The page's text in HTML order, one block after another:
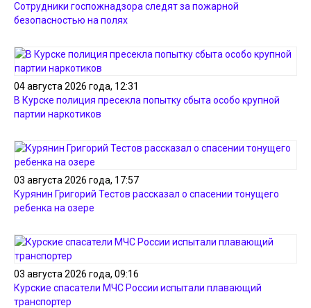
Сотрудники госпожнадзора следят за пожарной
безопасностью на полях
04 августа 2026 года, 12:31
В Курске полиция пресекла попытку сбыта особо крупной
партии наркотиков
03 августа 2026 года, 17:57
Курянин Григорий Тестов рассказал о спасении тонущего
ребенка на озере
03 августа 2026 года, 09:16
Курские спасатели МЧС России испытали плавающий
транспортер